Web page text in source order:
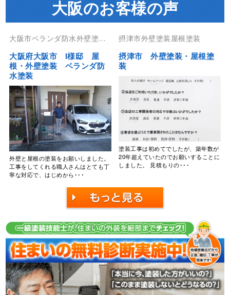
大阪のお客様の声
大阪市ベランダ防水外壁塗装
大阪府大阪市 I様邸 屋
根・外壁塗装 ベランダ防
水塗装
外壁と屋根の塗装をお願いしました。
工事をしてくれる職人さんはとても丁
寧な対応で、はじめから･･･
摂津市外壁塗装屋根塗装
摂津市 外壁塗装・屋根塗
装
塗装工事は初めてでしたが、築年数が
20年超えていたのでお願いすることに
しました。 見積もりの･･･